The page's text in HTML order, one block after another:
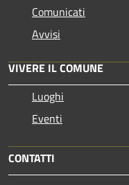
Comunicati
Avvisi
VIVERE IL COMUNE
Luoghi
Eventi
CONTATTI